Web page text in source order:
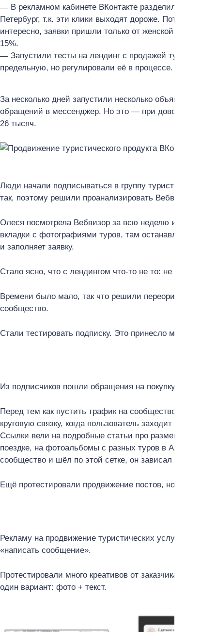
В рекламном кабинете ВКонтакте разделили их по
Петербург, т.к. эти клики выходят дороже. Потом ещё
интересно, заявки пришли только от женской
15%.
Запустили тесты на лендинг с продажей туров с
предельную, но регулировали её в процессе. За
За несколько дней запустили несколько объявлений
обращений в мессенджер. Но это — при довольно
26 тысяч.
Люди начали подписываться в группу
так, поэтому решили проанализировать Вебвизор.
Олеся посмотрела Вебвизор за всю неделю и поняла,
вкладки с фотографиями туров, там останавливаются,
и заполняет заявку.
Стало ясно, что с лендингом что-то не то: не хватает
Времени было мало, так что решили
сообщество.
Стали тестировать подписку. Это принесло много
Из подписчиков пошли обращения на покупку тура, но
Перед тем как пустить трафик на сообщество
круговую связку, когда пользователь заходит в любой
Ссылки вели на подробные статьи про размещение во
поездке, на фотоальбомы с разных туров в Алтай и не
сообщество и шёл по этой сетке, он зависал в нём
Ещё протестировали продвижение постов, но там
Рекламу на продвижение туристических услуг
«написать сообщение».
Протестировали много креативов от заказчика, но
один вариант: фото + текст.